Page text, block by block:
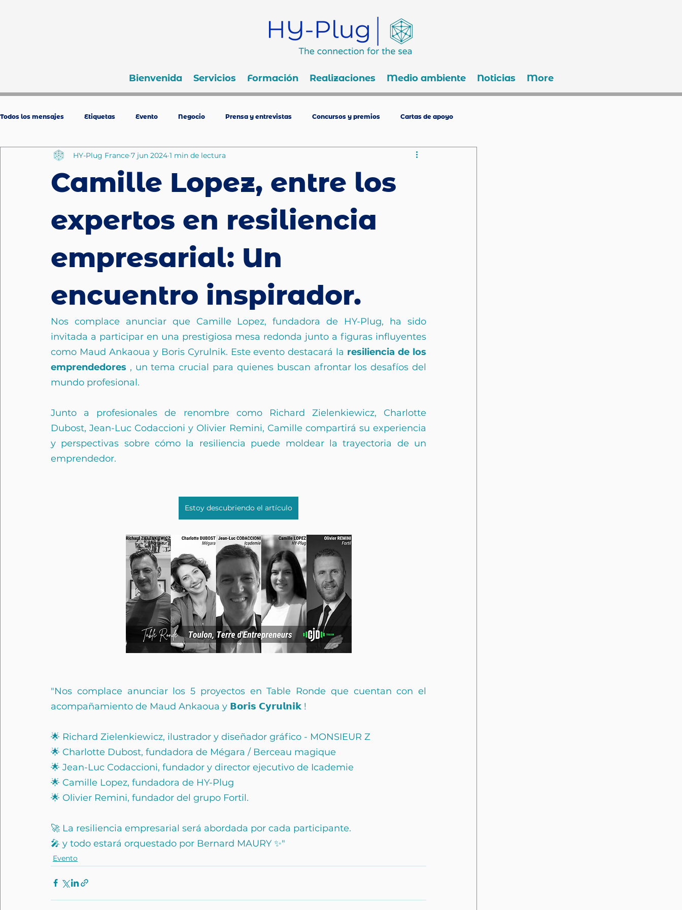
Bienvenida Servicios Formación Realizaciones Medio ambiente Noticias More
Todos los mensajes Etiquetas Evento Negocio Prensa y entrevistas Concursos y premios Cartas de apoyo
Camille Lopez, entre los
expertos en resiliencia
empresarial: Un
encuentro inspirador.
HY-Plug France 7 jun 2024 1 min de lectura
Nos complace anunciar que Camille Lopez, fundadora de HY-Plug, ha sido
invitada a participar en una prestigiosa mesa redonda junto a figuras influyentes
como Maud Ankaoua y Boris Cyrulnik. Este evento destacará la resiliencia de los
emprendedores , un tema crucial para quienes buscan afrontar los desafíos del
mundo profesional.
Junto a profesionales de renombre como Richard Zielenkiewicz, Charlotte
Dubost, Jean-Luc Codaccioni y Olivier Remini, Camille compartirá su experiencia
y perspectivas sobre cómo la resiliencia puede moldear la trayectoria de un
emprendedor.
Estoy descubriendo el artículo
"Nos complace anunciar los 5 proyectos en Table Ronde que cuentan con el
acompañamiento de Maud Ankaoua y 𝗕𝗼𝗿𝗶𝘀 𝗖𝘆𝗿𝘂𝗹𝗻𝗶𝗸 !
🌟 Richard Zielenkiewicz, ilustrador y diseñador gráfico - MONSIEUR Z
🌟 Charlotte Dubost, fundadora de Mégara / Berceau magique
🌟 Jean-Luc Codaccioni, fundador y director ejecutivo de Icademie
🌟 Camille Lopez, fundadora de HY-Plug
🌟 Olivier Remini, fundador del grupo Fortil.
🚀 La resiliencia empresarial será abordada por cada participante.
🎤 y todo estará orquestado por Bernard MAURY ✨"
Evento